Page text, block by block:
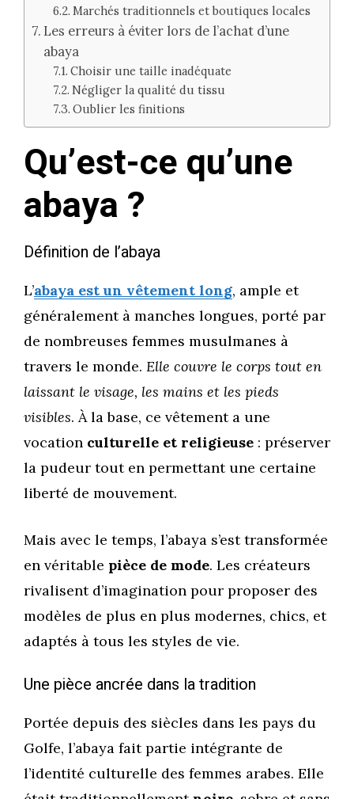
Marchés traditionnels et boutiques locales
Les erreurs à éviter lors de l’achat d’une
abaya
Choisir une taille inadéquate
Négliger la qualité du tissu
Oublier les finitions
Qu’est-ce qu’une
abaya ?
Définition de l’abaya
L’abaya est un vêtement long, ample et
généralement à manches longues, porté par
de nombreuses femmes musulmanes à
travers le monde. Elle couvre le corps tout en
laissant le visage, les mains et les pieds
visibles. À la base, ce vêtement a une
vocation culturelle et religieuse : préserver
la pudeur tout en permettant une certaine
liberté de mouvement.
Mais avec le temps, l’abaya s’est transformée
en véritable pièce de mode. Les créateurs
rivalisent d’imagination pour proposer des
modèles de plus en plus modernes, chics, et
adaptés à tous les styles de vie.
Une pièce ancrée dans la tradition
Portée depuis des siècles dans les pays du
Golfe, l’abaya fait partie intégrante de
l’identité culturelle des femmes arabes. Elle